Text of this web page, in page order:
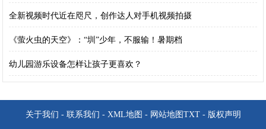
全新视频时代近在咫尺，创作达人对手机视频拍摄
《萤火虫的天空》：“圳”少年，不服输！暑期档
幼儿园游乐设备怎样让孩子更喜欢？
关于我们 - 联系我们 - XML地图 - 网站地图 TXT- 版权声明